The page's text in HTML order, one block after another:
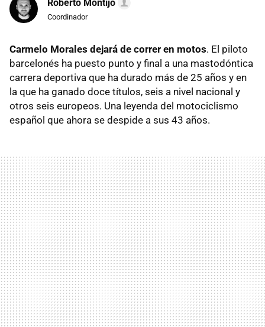
Roberto Montijo
Coordinador
Carmelo Morales dejará de correr en motos. El piloto
barcelonés ha puesto punto y final a una mastodóntica
carrera deportiva que ha durado más de 25 años y en
la que ha ganado doce títulos, seis a nivel nacional y
otros seis europeos. Una leyenda del motociclismo
español que ahora se despide a sus 43 años.